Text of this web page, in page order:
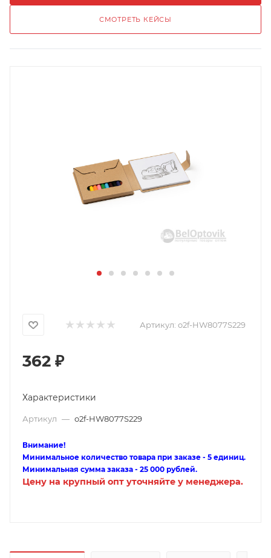
СМОТРЕТЬ КЕЙСЫ
Артикул: o2f-HW8077S229
362 ₽
Характеристики
Артикул — o2f-HW8077S229
Внимание!
Минимальное количество товара при заказе - 5 единиц.
Минимальная сумма заказа - 25 000 рублей.
Цену на крупный опт уточняйте у менеджера.